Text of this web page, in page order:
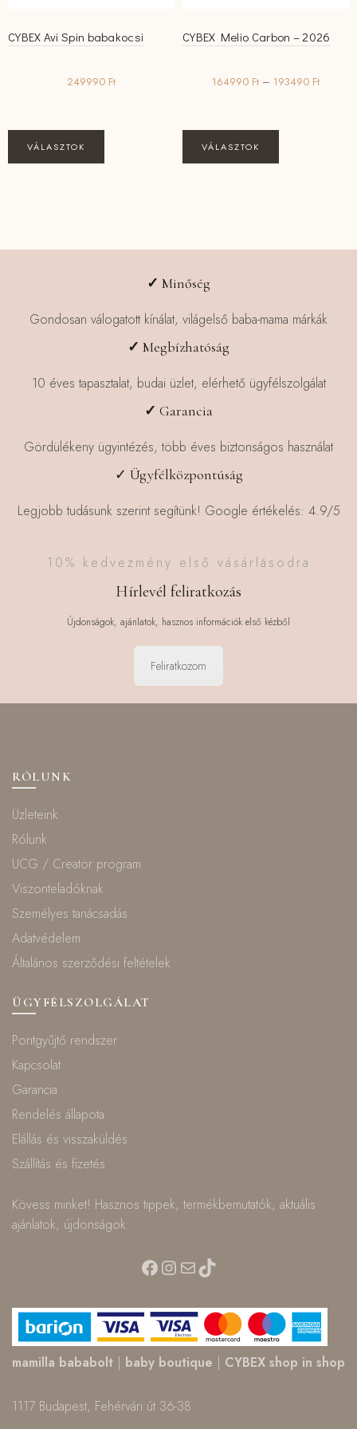
CYBEX Avi Spin babakocsi
249990 Ft
VÁLASZTOK
a
változatok
termékoldalon
választhatók
CYBEX Melio Carbon – 2026
164990 Ft – 193490 Ft
VÁLASZTOK
a
termékoldalon
✓ Minőség
Gondosan válogatott kínálat, világelső baba-mama márkák
✓ Megbízhatóság
10 éves tapasztalat, budai üzlet, elérhető ügyfélszolgálat
✓ Garancia
Gördülékeny ügyintézés, több éves biztonságos használat
✓ Ügyfélközpontúság
Legjobb tudásunk szerint segítünk! Google értékelés: 4.9/5
10% kedvezmény első vásárlásodra
Hírlevél feliratkozás
Újdonságok, ajánlatok, hasznos információk első kézből
Feliratkozom
RÓLUNK
Üzleteink
Rólunk
UCG / Creator program
Viszonteladóknak
Személyes tanácsadás
Adatvédelem
Általános szerződési feltételek
ÜGYFÉLSZOLGÁLAT
Pontgyűjtő rendszer
Kapcsolat
Garancia
Rendelés állapota
Elállás és visszaküldés
Szállítás és fizetés
Kövess minket! Hasznos tippek, termékbemutatók, aktuális
ajánlatok, újdonságok:
Facebook
Instagram
MailTikTok
mamilla bababolt | baby boutique | CYBEX shop in shop
1117 Budapest, Fehérvári út 36-38.